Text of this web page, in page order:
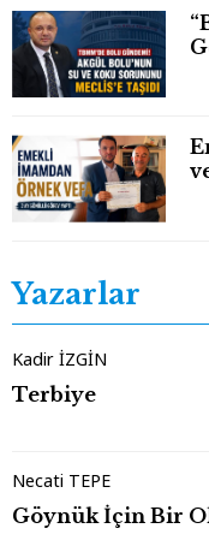
Yazarlar
Kadir İZGİN
Terbiye
Necati TEPE
Göynük İçin Bir